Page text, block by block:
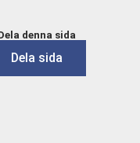
denna sida
Dela sida